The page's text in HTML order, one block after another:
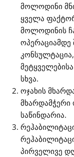
მოლოდინი
ყველა
მოლოდინის
სხვა.
ოჯახის
მხარდამჭერი
საწინდარია.
პირველივე